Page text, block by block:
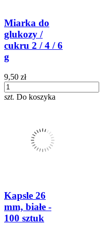
Miarka do
glukozy /
cukru 2 / 4 / 6
g
9,50 zł
szt. Do koszyka
Kapsle 26
mm, białe -
100 sztuk